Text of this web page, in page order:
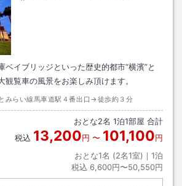
ベイブリッジといった歴史的都市“横濱”と
観覧車の風景をお楽しみ頂けます。
みらい線馬車道駅４番出口→徒歩約３分
おとな2名 1泊1部屋 合計
税込 13,200円 〜 101,100円
おとな1名 (2名1室)｜ 1泊
税込 6,600円〜50,550円